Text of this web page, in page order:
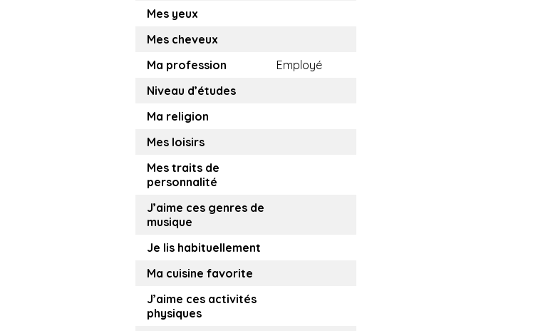
Mes yeux
Mes cheveux
Ma profession
Employé
Niveau d’études
Ma religion
Mes loisirs
Mes traits de
personnalité
J’aime ces genres de
musique
Je lis habituellement
Ma cuisine favorite
J’aime ces activités
physiques